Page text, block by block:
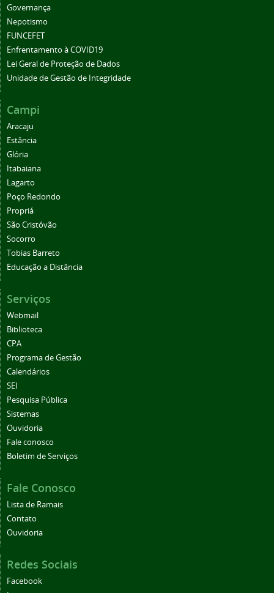
Governança
Nepotismo
FUNCEFET
Enfrentamento à COVID19
Lei Geral de Proteção de Dados
Unidade de Gestão de Integridade
Campi
Aracaju
Estância
Glória
Itabaiana
Lagarto
Poço Redondo
Propriá
São Cristóvão
Socorro
Tobias Barreto
Educação a Distância
Serviços
Webmail
Biblioteca
CPA
Programa de Gestão
Calendários
SEI
Pesquisa Pública
Sistemas
Ouvidoria
Fale conosco
Boletim de Serviços
Fale Conosco
Lista de Ramais
Contato
Ouvidoria
Redes Sociais
Facebook